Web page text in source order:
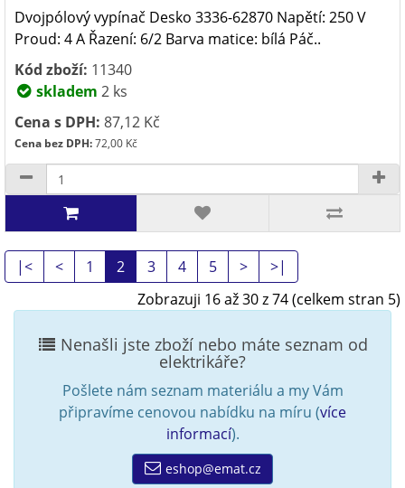
Dvojpólový vypínač Desko 3336-62870 Napětí: 250 V
Proud: 4 A Řazení: 6/2 Barva matice: bílá Páč..
Kód zboží: 11340
skladem 2 ks
Cena s DPH: 87,12 Kč
Cena bez DPH:72,00 Kč
|< < 1 2 3 4 5 >
>|
Zobrazuji 16 až 30 z 74 (celkem stran 5)
Nenašli jste zboží nebo máte seznam od
elektrikáře?
Pošlete nám seznam materiálu a my Vám
připravíme cenovou nabídku na míru (více
informací).
eshop@emat.cz